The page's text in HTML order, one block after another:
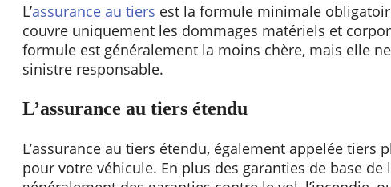
L’assurance au tiers est la formule minimale
couvre uniquement les dommages matériels et
formule est généralement la moins chère, mais elle
sinistre responsable.
L’assurance au tiers étendu
L’assurance au tiers étendu, également appelée
pour votre véhicule. En plus des garanties de base